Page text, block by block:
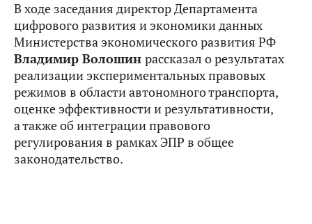
В ходе заседания директор Департамента
цифрового развития и экономики данных
Министерства экономического развития РФ
Владимир Волошин рассказал о результатах
реализации экспериментальных правовых
режимов в области автономного транспорта,
оценке эффективности и результативности,
а также об интеграции правового
регулирования в рамках ЭПР в общее
законодательство.